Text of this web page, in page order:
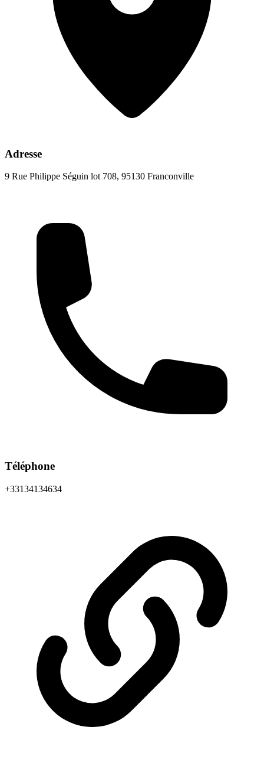
Adresse
9 Rue Philippe Séguin lot 708, 95130 Franconville
Téléphone
+33134134634